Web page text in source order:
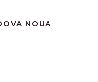
NOUA